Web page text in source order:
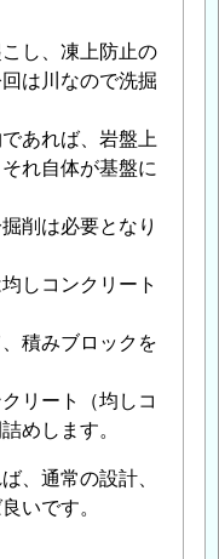
し、凍上防止の
は川なので洗掘
あれば、岩盤上
れ自体が基盤に
削は必要となり
しコンクリート
積みブロックを
リート（均しコ
めします。
、通常の設計、
いです。